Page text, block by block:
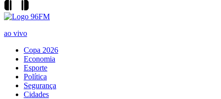
ao vivo
Copa 2026
Economia
Esporte
Política
Segurança
Cidades